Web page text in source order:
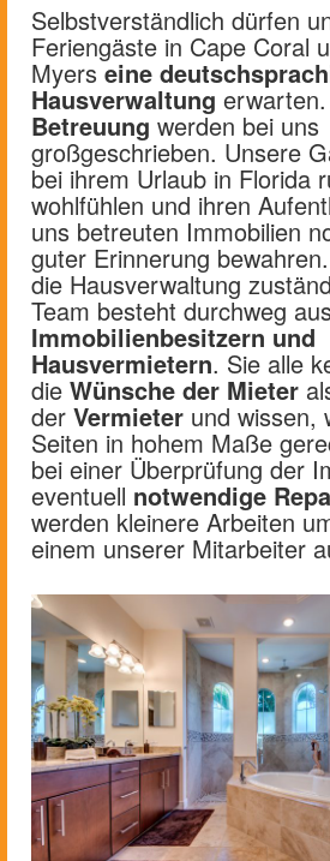
Selbstverständlich dürfen
Feriengäste in Cape Coral
Myerseine
Hausverwaltung erwarten.
Betreuung werden bei uns
großgeschrieben. Unsere
bei ihrem Urlaub in Florida
wohlfühlen und ihren
uns betreuten Immobilien
guter Erinnerung
die Hausverwaltung
Team besteht durchweg
Immobilienbesitzern und
Hausvermietern. Sie alle
die Wünsche der Mieter
der Vermieter und wissen,
Seiten in hohem Maße
bei einer Überprüfung der
eventuell notwendige
werden kleinere Arbeiten
einem unserer Mitarbeiter